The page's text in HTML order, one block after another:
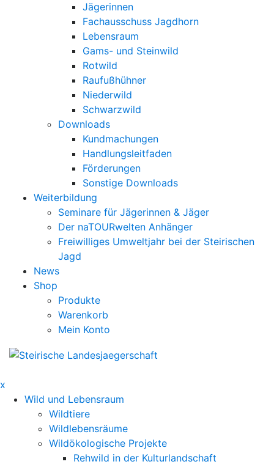
Jägerinnen
Fachausschuss Jagdhorn
Lebensraum
Gams- und Steinwild
Rotwild
Raufußhühner
Niederwild
Schwarzwild
Downloads
Kundmachungen
Handlungsleitfaden
Förderungen
Sonstige Downloads
Weiterbildung
Seminare für Jägerinnen & Jäger
Der naTOURwelten Anhänger
Freiwilliges Umweltjahr bei der Steirischen
Jagd
News
Shop
Produkte
Warenkorb
Mein Konto
x
Wild und Lebensraum
Wildtiere
Wildlebensräume
Wildökologische Projekte
Rehwild in der Kulturlandschaft